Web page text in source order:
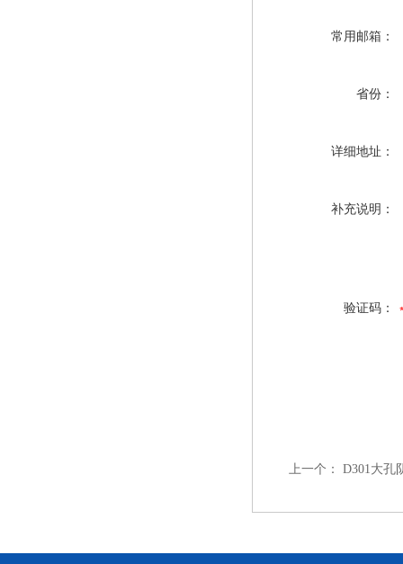
常用邮箱：
省份：
详细地址：
补充说明：
验证码：
上一个： D301大孔